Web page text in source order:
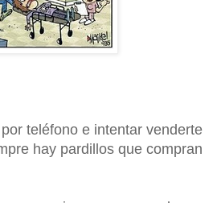
teléfono e intentar venderte
hay pardillos que compran